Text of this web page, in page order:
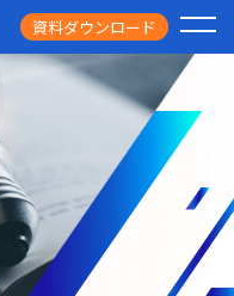
資料ダウンロード